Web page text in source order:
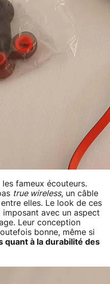
fameux écouteurs.
true wireless, un câble
elles. Le look de ces
avec un aspect
Leur conception
bonne, même si
quant à la durabilité des